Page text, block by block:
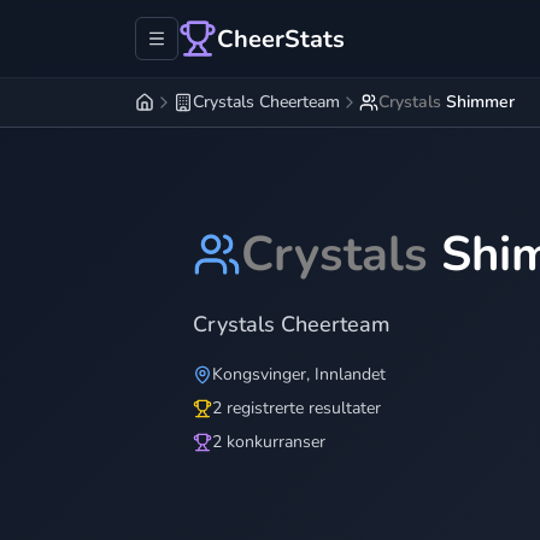
CheerStats
Crystals Cheerteam Crystals Shimmer
Crystals
Crystals Cheerteam
Kongsvinger, Innlandet
2 registrerte resultater
2 konkurranser